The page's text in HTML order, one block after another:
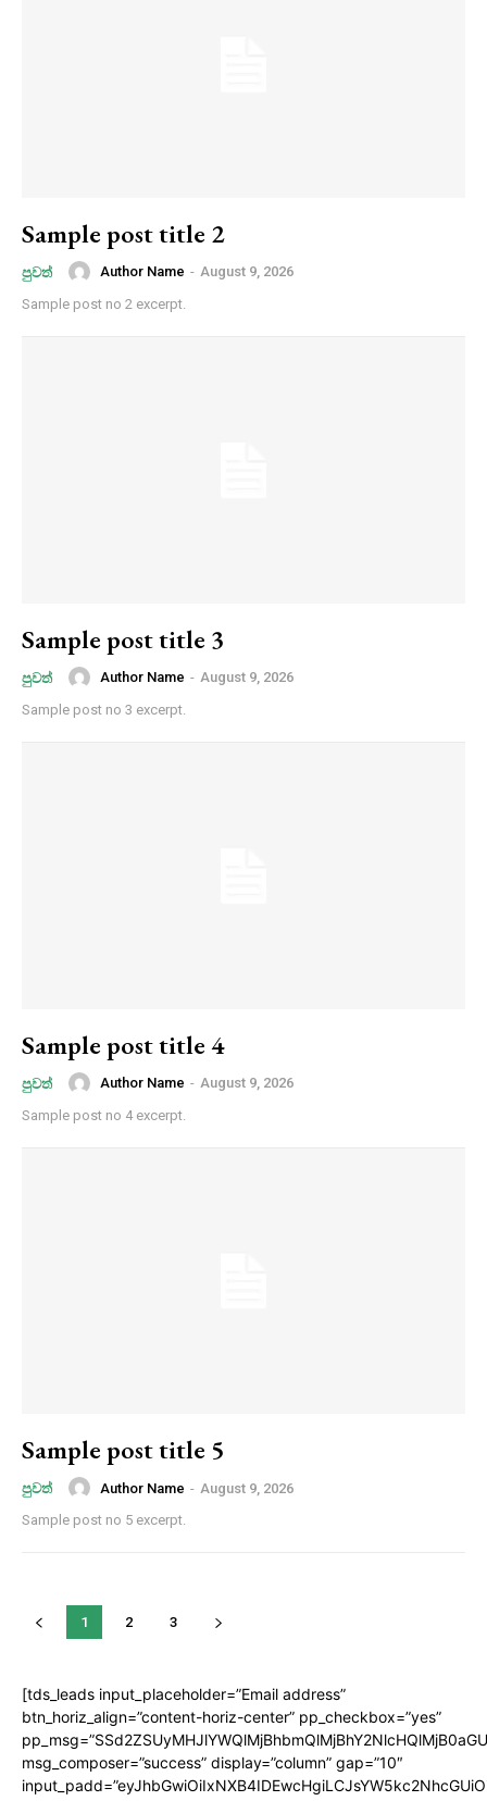
Sample post title 2
පුවත් Author Name - August 9, 2026
Sample post no 2 excerpt.
Sample post title 3
පුවත් Author Name - August 9, 2026
Sample post no 3 excerpt.
Sample post title 4
පුවත් Author Name - August 9, 2026
Sample post no 4 excerpt.
Sample post title 5
පුවත් Author Name - August 9, 2026
Sample post no 5 excerpt.
1 2 3
[tds_leads input_placeholder=”Email address”
btn_horiz_align=”content-horiz-center” pp_checkbox=”yes”
msg_composer=”success” display=”column” gap=”10″